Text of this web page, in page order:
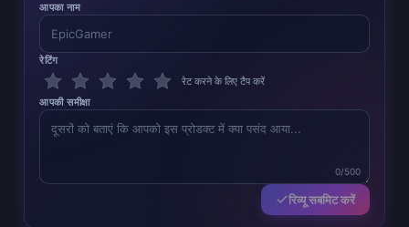
आपका नाम
रेटिंग
रेट करने के लिए टैप करें
आपकी समीक्षा
0/500
रिव्यू सबमिट करें